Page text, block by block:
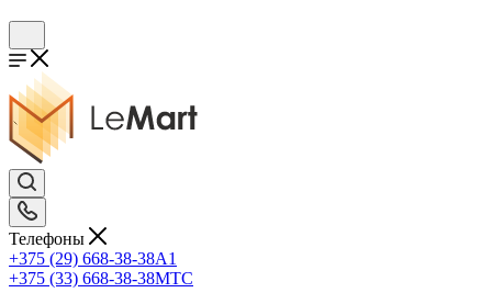
Телефоны
+375 (29) 668-38-38A1
+375 (33) 668-38-38МТС